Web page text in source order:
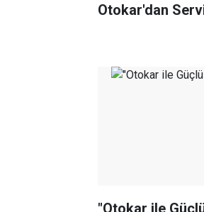
Otokar'dan
"Otokar ile